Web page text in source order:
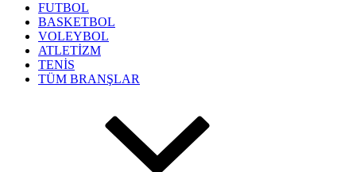
FUTBOL
BASKETBOL
VOLEYBOL
ATLETİZM
TENİS
TÜM BRANŞLAR